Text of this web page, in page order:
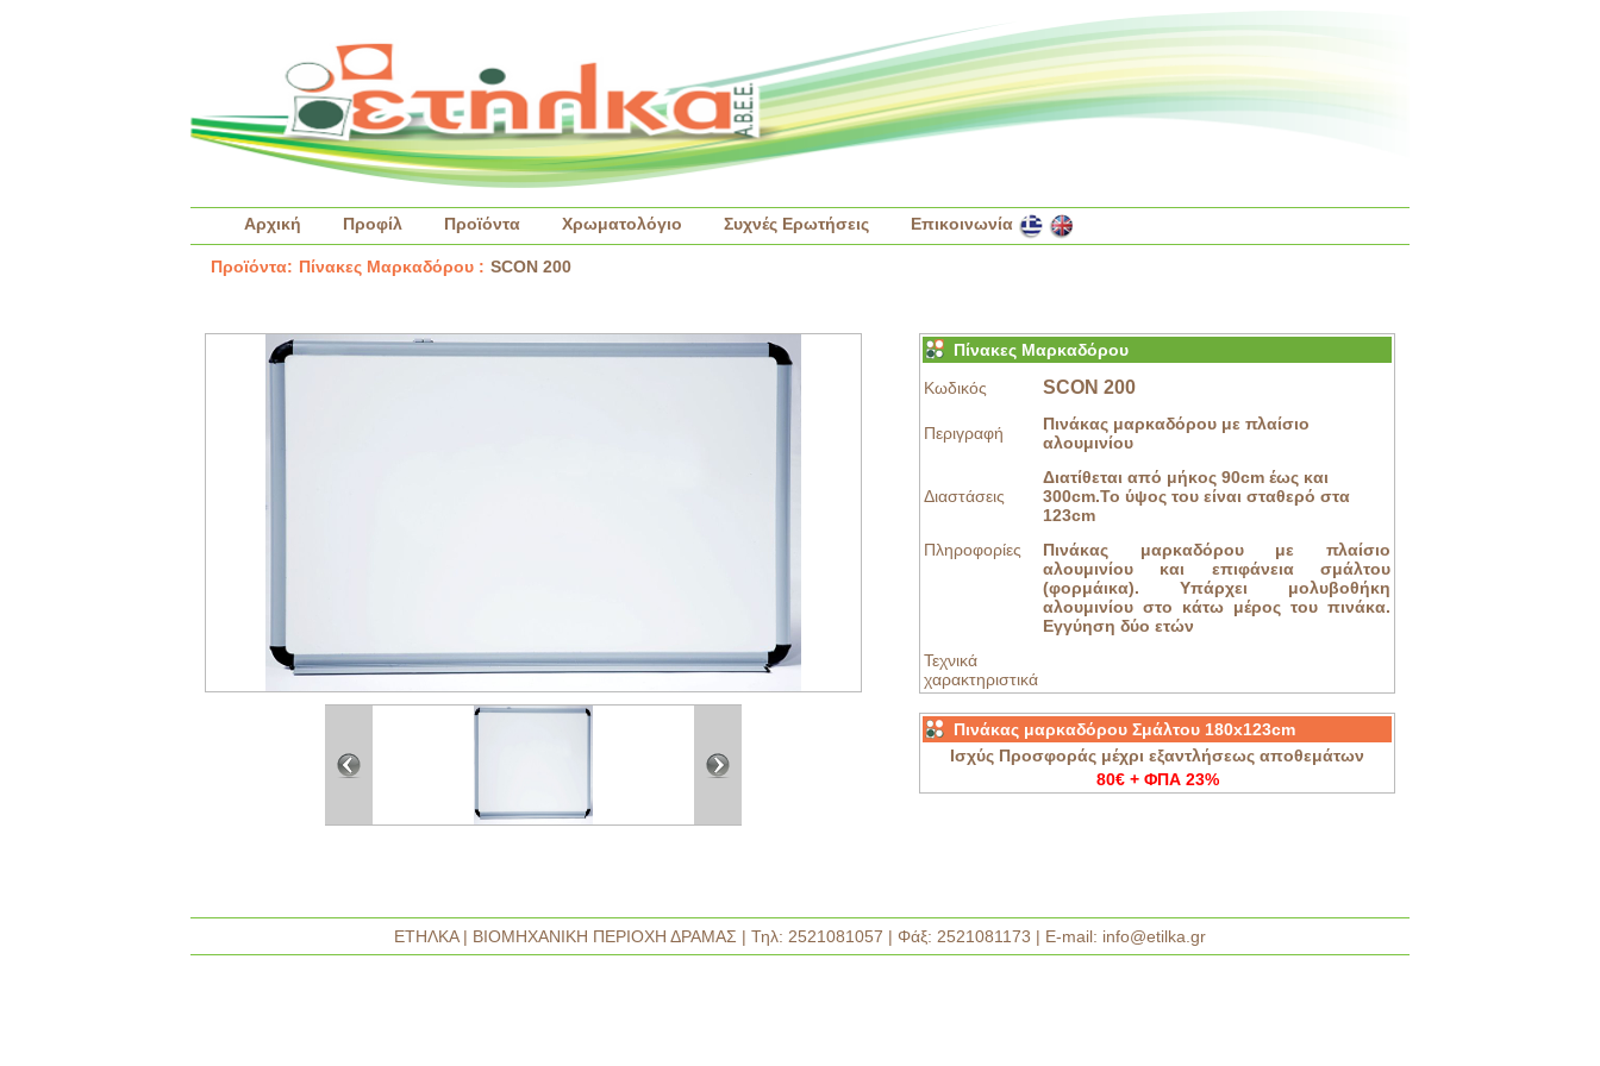
Αρχική Προφίλ Προϊόντα Χρωματολόγιο Συχνές Ερωτήσεις Επικοινωνία
Προϊόντα: Πίνακες Μαρκαδόρου : SCON 200
Πίνακες Μαρκαδόρου
Κωδικός
SCON 200
Περιγραφή
Πινάκας μαρκαδόρου με πλαίσιο
αλουμινίου
Διαστάσεις
Διατίθεται από μήκος 90cm έως και
300cm.Το ύψος του είναι σταθερό στα
123cm
Πληροφορίες
Πινάκας μαρκαδόρου με πλαίσιο
αλουμινίου και επιφάνεια σμάλτου
(φορμάικα). Υπάρχει μολυβοθήκη
αλουμινίου στο κάτω μέρος του πινάκα.
Εγγύηση δύο ετών
Τεχνικά
χαρακτηριστικά
Πινάκας μαρκαδόρου Σμάλτου 180x123cm
Ισχύς Προσφοράς μέχρι εξαντλήσεως αποθεμάτων
80€ + ΦΠΑ 23%
ΕΤΗΛΚΑ | ΒΙΟΜΗΧΑΝΙΚΗ ΠΕΡΙΟΧΗ ΔΡΑΜΑΣ | Τηλ: 2521081057 | Φάξ: 2521081173 | E-mail: info@etilka.gr